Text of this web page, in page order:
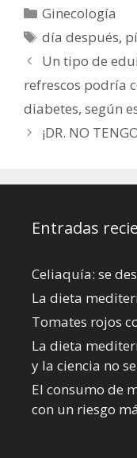
asesoramiento
médico
Categorías
Ginecología
Etiquetas
día después,
Un tipo de
refrescos podría
diabetes, según
¡DR. NO
Entradas
Celiaquía: se
La dieta
Tomates rojos
La dieta
y la ciencia no
El consumo de
con un riesgo